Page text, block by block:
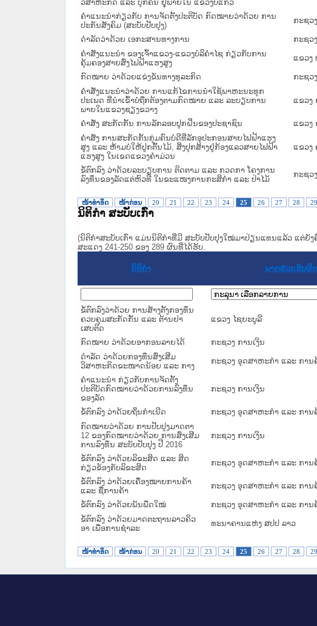
ວິສາຫະກິດ ແລະ ບຸກຄົນ ຢຸູ່ພາຍໃນ ແຂວງບໍ່ແກ້ວ
ຄຳແນະນຳກ່ຽວກັບ ການຈັດຕັ້ງປະຕິບັດ ກົດໝາຍວ່າດ້ວຍ ການ
ປະກັນສັງຄົມ (ສະບັບປັບປຸງ)
ກະຊວ
ດຳລັດວ່າດ້ວຍ ເອກະສານທາງການ ກະຊວ
ຄຳສັ່ງແນະນຳ ຂອງເຈົ້າແຂວງ-ແຂວງບໍລິຄຳໄຊ ກ່ຽວກັບການ
ຄຸ້ມຄອງສາຍສົ່ງໄຟຟ້າແຮງສູງ
ແຂວງ
ກົດໝາຍ ວ່າດ້ວຍແຂ່ງຂັນທາງທຸລະກິດ ກະຊວ
ຄຳສັ່ງແນະນຳວ່າດ້ວຍ ການແກ້ໄຂການນຳໃຊ້ພາຫະນະທຸກ
ປະເພດ ທີ່ນຳເຂົ້າບໍ່ຖືກຕ້ອງຕາມກົດໝາຍ ແລະ ລະບຽບການ
ພາຍໃນແຂວງຊຽງຂວາງ
ແຂວງ
ຄຳສັ່ງ ສະກັດກັ້ນ ການລັກລອບປູກຝິ່ນຂອງປະຊາຊົນ ແຂວງ
ຄຳສັ່ງ ການສະກັດກັ້ນກຸ່ມຄົນບໍ່ດີທີ່ລັກອຸປະກອນສາຍໄຟຟ້າແຮງ
ສູງ ແລະ ຫ້າມບໍ່ໃຫ້ປູກຕົ້ນໄມ້, ສິ່ງປຸກສ້າງຢູ່ກ້ອງແລວສາຍໄຟຟ້າ
ແຮງສູງ ໃນເຂດແຂວງຄຳມ່ວນ
ແຂວງ
ຂໍ້ຕົກລົງ ວ່າດ້ວຍລະບຽບການ ຕິດຕາມ ແລະ ກວດກາ ໂຄງການ
ລົງທຶນຂອງລັດແຕ່ຫົວທີ ໃນຂະແໜງການກະສິກຳ ແລະ ປ່າໄມ້
ກະຊວ
ໜ້າທໍາອິດ ໜ້າກ່ອນ 20 21 22 23 24 25 26 27 28 29
ນິຕິກໍາ ສະບັບເກົ່າ
(ນິຕິກໍາສະບັບເກົ່າ ແມ່ນນິຕິກໍາທີ່ມີ ສະບັບປັບປຸງໃໝ່ມາປ່ຽນແທນແລ້ວ ແຕ່ຍັ
ສະແດງ 241-250 ຂອງ 289 ຜົນທີ່ໄດ້ຮັບ.
ນິຕິກໍາ ພາກສ່ວນຮັບຜິ
ຂໍ້ຕົກລົງວ່າດ້ວຍ ການສ້າງຕັ້ງກອງທຶນ
ຄວບຄຸມສະກັດກັ້ນ ແລະ ຕ້ານຢາ
ເສບຕິດ
ແຂວງ ໄຊຍະບູລີ
ກົດໝາຍ ວ່າດ້ວຍອາກອນລາຍໄດ້ ກະຊວງ ການເງິນ
ດຳລັດ ວ່າດ້ວຍກອງທຶນສົ່ງເສີມ
ວິສາຫະກິດຂະໜາດນ້ອຍ ແລະ ກາງ
ກະຊວງ ອຸດສາຫະກຳ ແລະ ການ
ຄຳແນະນຳ ກ່ຽວກັບການຈັດຕັ້ງ
ປະຕິບັດກົດໝາຍວ່າດ້ວຍການລົງທຶນ
ຂອງລັດ
ກະຊວງ ການເງິນ
ຂໍ້ຕົກລົງ ວ່າດ້ວຍຖິ່ນກຳເນີດ ກະຊວງ ອຸດສາຫະກຳ ແລະ ການ
ກົດໝາຍວ່າດ້ວຍ ການປັບປຸງມາດຕາ
12 ຂອງກົດໝາຍວ່າດ້ວຍ ການສົ່ງເສີມ
ການລົງທຶນ ສະບັບປັບປຸງ ປີ 2016
ກະຊວງ ການເງິນ
ຂໍ້ຕົກລົງ ວ່າດ້ວຍລິຂະສິດ ແລະ ສິດ
ກ່ຽວຂ້ອງກັບລິຂະສິດ
ກະຊວງ ອຸດສາຫະກຳ ແລະ ການ
ຂໍ້ຕົກລົງ ວ່າດ້ວຍເຄື່ອງໝາຍການຄ້າ
ແລະ ຊື່ການຄ້າ
ກະຊວງ ອຸດສາຫະກຳ ແລະ ການ
ຂໍ້ຕົກລົງ ວ່າດ້ວຍພັນພືດໃໝ່ ກະຊວງ ອຸດສາຫະກຳ ແລະ ການ
ຂໍ້ຕົກລົງ ວ່າດ້ວຍມາດຕະຖານລາວຄິວ
ອາ ເພື່ອການຊໍາລະ
ທະນາຄານແຫ່ງ ສປປ ລາວ
ໜ້າທໍາອິດ ໜ້າກ່ອນ 20 21 22 23 24 25 26 27 28 29